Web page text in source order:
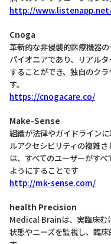
http://
Cnoga
革新的な非侵襲的医療機器
パイオニアであり、リアル
することができ、独自のク
す。
https://cnogacare.co/
Make-Sense
組織が法律やガイドライン
ルアクセシビリティの複雑
は、すべてのユーザーがす
ようにすることです
http://mk-sense.com/
health Precision
Medical Brainは、実臨床む
状態やニーズを監視し、臨